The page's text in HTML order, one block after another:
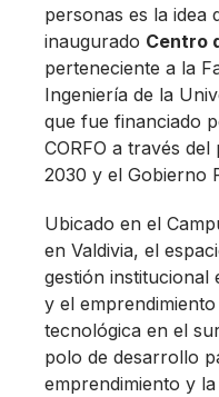
personas es la idea
inaugurado Centro
perteneciente a la
Ingeniería de la
que fue financiado
CORFO a través
2030 y el Gobierno
Ubicado en el
en Valdivia, el
gestión institucional
y el
tecnológica en el
polo de desarrollo
emprendimiento y